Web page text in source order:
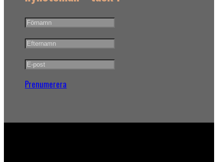
Prenumerera